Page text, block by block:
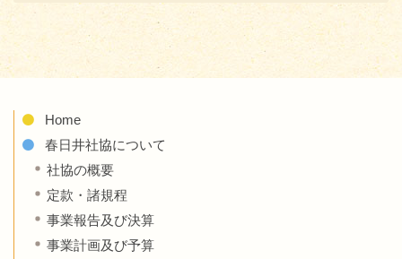
Home
春日井社協について
社協の概要
定款・諸規程
事業報告及び決算
事業計画及び予算